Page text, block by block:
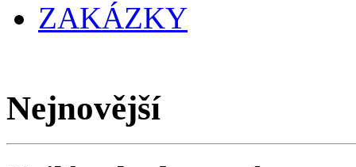
ZAKÁZKY
Nejnovější